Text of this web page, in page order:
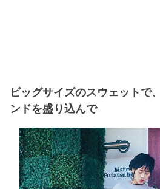
ビッグサイズのスウェットで
ンドを盛り込んで